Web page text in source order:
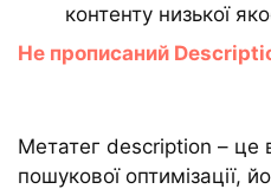
контенту низької
Не прописаний
Метатег description – це
пошукової оптимізації,